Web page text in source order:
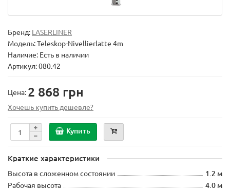
Бренд: LASERLINER
Модель:Teleskop-Nivellierlatte 4m
Наличие: Есть в наличии
Артикул: 080.42
Цена: 2 868 грн
Хочешь купить дешевле?
Купить
Краткие характеристики
Высота в сложенном состоянии 1.2 м
Рабочая высота 4.0 м